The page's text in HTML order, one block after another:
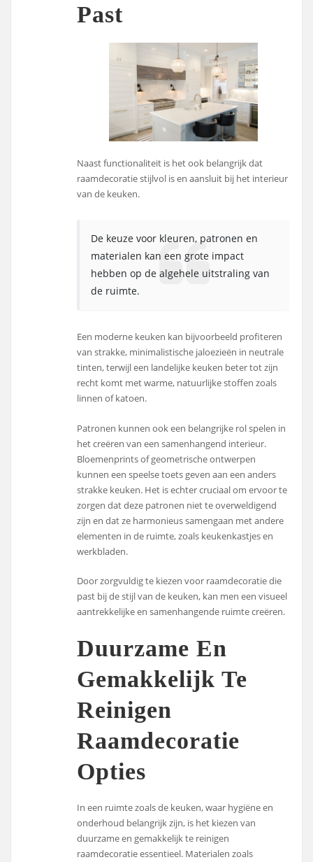
Past
Naast functionaliteit is het ook belangrijk dat
raamdecoratie stijlvol is en aansluit bij het interieur
van de keuken.
De keuze voor kleuren, patronen en
materialen kan een grote impact
hebben op de algehele uitstraling van
de ruimte.
Een moderne keuken kan bijvoorbeeld profiteren
van strakke, minimalistische jaloezieën in neutrale
tinten, terwijl een landelijke keuken beter tot zijn
recht komt met warme, natuurlijke stoffen zoals
linnen of katoen.
Patronen kunnen ook een belangrijke rol spelen in
het creëren van een samenhangend interieur.
Bloemenprints of geometrische ontwerpen
kunnen een speelse toets geven aan een anders
strakke keuken. Het is echter cruciaal om ervoor te
zorgen dat deze patronen niet te overweldigend
zijn en dat ze harmonieus samengaan met andere
elementen in de ruimte, zoals keukenkastjes en
werkbladen.
Door zorgvuldig te kiezen voor raamdecoratie die
past bij de stijl van de keuken, kan men een visueel
aantrekkelijke en samenhangende ruimte creëren.
Duurzame En
Gemakkelijk Te
Reinigen
Raamdecoratie
Opties
In een ruimte zoals de keuken, waar hygiëne en
onderhoud belangrijk zijn, is het kiezen van
duurzame en gemakkelijk te reinigen
raamdecoratie essentieel. Materialen zoals